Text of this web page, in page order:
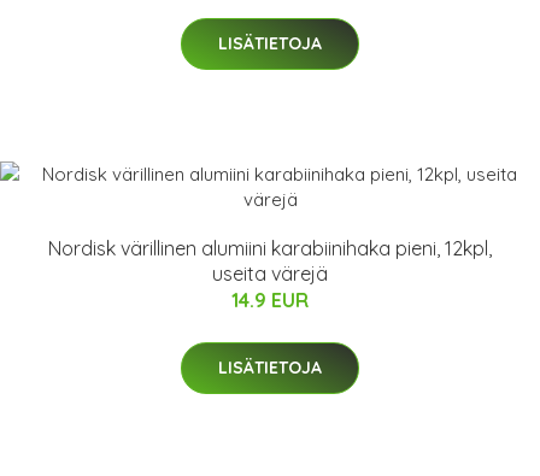
LISÄTIETOJA
Nordisk värillinen alumiini karabiinihaka pieni, 12kpl,
useita värejä
14.9 EUR
LISÄTIETOJA